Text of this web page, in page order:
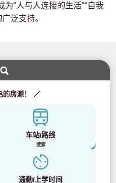
“人与人连接的生活”“自我
泛支持。
房源！
车站/路线
搜索
通勤/上学时间